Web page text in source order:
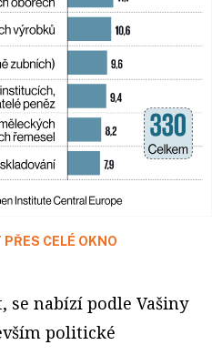
CELÉ OKNO
se nabízí podle Vašiny
politické